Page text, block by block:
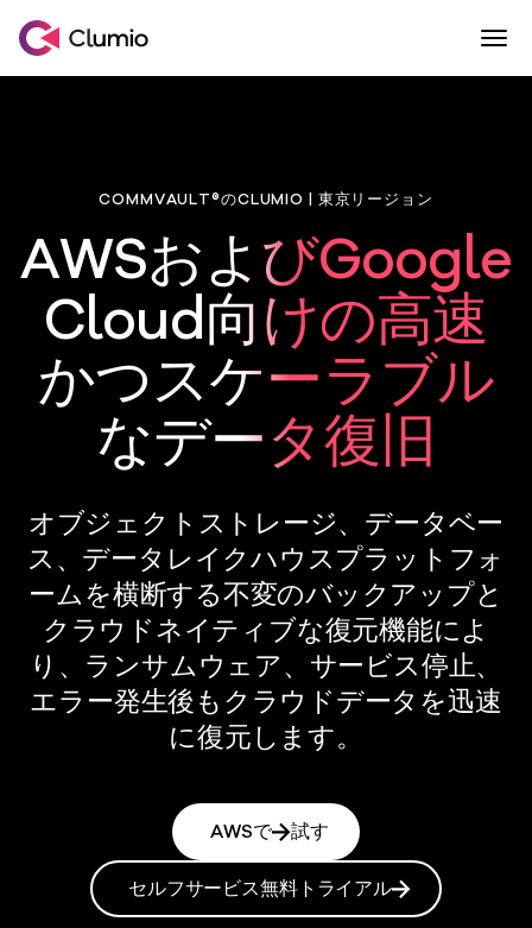
Commvault傘下のClumio
COMMVAULT®のCLUMIO | 東京リージョン
AWSおよびGoogle
Cloud向けの高速
かつスケーラブル
なデータ復旧
オブジェクトストレージ、データベー
ス、データレイクハウスプラットフォ
ームを横断する不変のバックアップと
クラウドネイティブな復元機能によ
り、ランサムウェア、サービス停止、
エラー発生後もクラウドデータを迅速
に復元します。
AWSで 試す
セルフサービス無料トライアル